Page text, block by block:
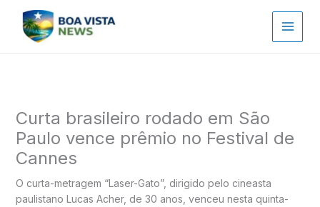
Curta brasileiro rodado em São
Paulo vence prêmio no Festival de
Cannes
O curta-metragem “Laser-Gato”, dirigido pelo cineasta
paulistano Lucas Acher, de 30 anos, venceu nesta quinta-